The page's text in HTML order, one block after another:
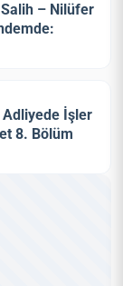
Salih – Nilüfer
Adliyede İşler
8. Bölüm